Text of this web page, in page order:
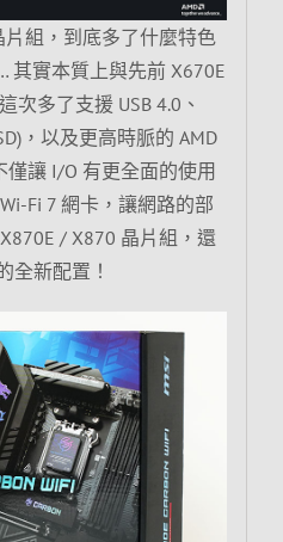
組，到底多了什麼特色
其實本質上與先前 X670E
次多了支援 USB 4.0、
，以及更高時脈的 AMD
僅讓 I/O 有更全面的使用
Fi 7 網卡，讓網路的部
/ X870 晶片組，還
全新配置！